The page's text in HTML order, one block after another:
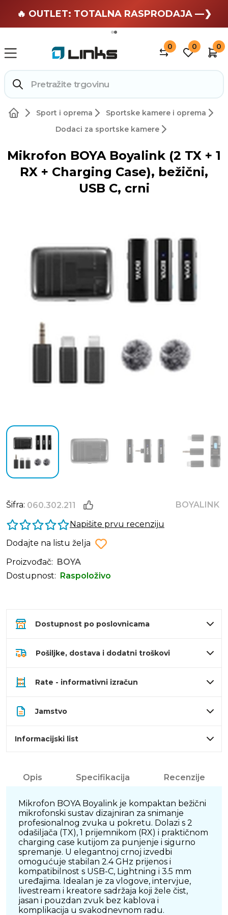
🏄 Zaslužuješ odmor —❯
🔥 OUTLET: TOTALNA RASPRODAJA —❯
0 0 0
Sport i oprema
Sportske kamere i oprema
Dodaci za sportske kamere
Mikrofon BOYA Boyalink (2 TX + 1
RX + Charging Case), bežični,
USB C, crni
Šifra: 060.302.211
BOYALINK
Napišite prvu recenziju
Dodajte na listu želja
Proizvođač:
BOYA
Dostupnost:
Raspoloživo
Dostupnost po poslovnicama
Pošiljke, dostava i dodatni troškovi
Rate - informativni izračun
Jamstvo
Informacijski list
Opis Specifikacija Recenzije
Mikrofon BOYA Boyalink je kompaktan bežični
mikrofonski sustav dizajniran za snimanje
profesionalnog zvuka u pokretu. Dolazi s 2
odašiljača (TX), 1 prijemnikom (RX) i praktičnom
charging case kutijom za punjenje i sigurno
spremanje. U elegantnoj crnoj izvedbi
omogućuje stabilan 2.4 GHz prijenos i
kompatibilnost s USB-C, Lightning i 3.5 mm
uređajima. Idealan je za vlogove, intervjue,
livestream i kreatore sadržaja koji žele čist,
jasan i pouzdan zvuk bez kablova i
komplikacija u svakodnevnom radu.